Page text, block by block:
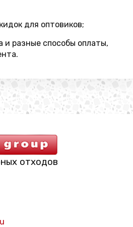
для оптовиков;
и разные способы оплаты,
отходов